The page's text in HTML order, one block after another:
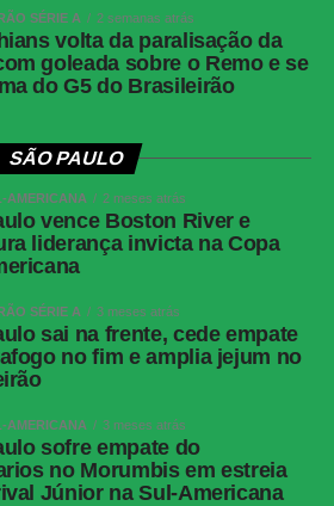
(Zapelli) e Jadson (Renan
Leozinho (Kerwin Vargas),
e Viveros
SÉRIE A 2 semanas atrás
volta da paralisação da
goleada sobre o Remo e se
do G5 do Brasileirão
SÃO PAULO
AMERICANA 2 meses atrás
vence Boston River e
liderança invicta na Copa
SÉRIE A 3 meses atrás
sai na frente, cede empate
no fim e amplia jejum no
AMERICANA 3 meses atrás
sofre empate do
no Morumbis em estreia
Júnior na Sul-Americana